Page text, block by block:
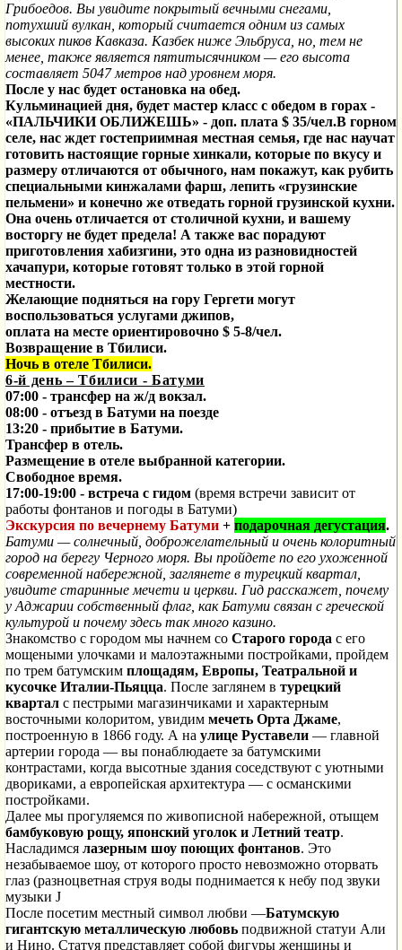
Грибоедов. Вы увидите покрытый вечными снегами,
потухший вулкан, который считается одним из самых
высоких пиков Кавказа. Казбек ниже Эльбруса, но, тем не
менее, также является пятитысячником — его высота
составляет 5047 метров над уровнем моря.
После у нас будет остановка на обед.
Кульминацией дня, будет мастер класс с обедом в горах -
«ПАЛЬЧИКИ ОБЛИЖЕШЬ» - доп. плата $ 35/чел.В горном
селе, нас ждет гостеприимная местная семья, где нас научат
готовить настоящие горные хинкали, которые по вкусу и
размеру отличаются от обычного, нам покажут, как рубить
специальными кинжалами фарш, лепить «грузинские
пельмени» и конечно же отведать горной грузинской кухни.
Она очень отличается от столичной кухни, и вашему
восторгу не будет предела! А также вас порадуют
приготовления хабизгини, это одна из разновидностей
хачапури, которые готовят только в этой горной
местности.
Желающие подняться на гору Гергети могут
воспользоваться услугами джипов,
оплата на месте ориентировочно $ 5-8/чел.
Возвращение в Тбилиси.
Ночь в отеле Тбилиси.
6-й день – Тбилиси - Батуми
07:00 - трансфер на ж/д вокзал.
08:00 - отъезд в Батуми на поезде
13:20 - прибытие в Батуми.
Трансфер в отель.
Размещение в отеле выбранной категории.
Свободное время.
17:00-19:00 - встреча с гидом (время встречи зависит от
работы фонтанов и погоды в Батуми)
Экскурсия по вечернему Батуми + подарочная дегустация.
Батуми — солнечный, доброжелательный и очень колоритный
город на берегу Черного моря. Вы пройдете по его ухоженной
современной набережной, заглянете в турецкий квартал,
увидите старинные мечети и церкви. Гид расскажет, почему
у Аджарии собственный флаг, как Батуми связан с греческой
культурой и почему здесь так много казино.
Знакомство с городом мы начнем со Старого города с его
мощеными улочками и малоэтажными постройками, пройдем
по трем батумским площадям, Европы, Театральной и
кусочке Италии-Пьяцца. После заглянем в турецкий
квартал с пестрыми магазинчиками и характерным
восточными колоритом, увидим мечеть Орта Джаме,
построенную в 1866 году. А на улице Руставели — главной
артерии города — вы понаблюдаете за батумскими
контрастами, когда высотные здания соседствуют с уютными
двориками, а европейская архитектура — с османскими
постройками.
Далее мы прогуляемся по живописной набережной, отыщем
бамбуковую рощу, японский уголок и Летний театр.
Насладимся лазерным шоу поющих фонтанов. Это
незабываемое шоу, от которого просто невозможно оторвать
глаз (разноцветная струя воды поднимается к небу под звуки
музыки J
После посетим местный символ любви —Батумскую
гигантскую металлическую любовь подвижной статуи Али
и Нино. Статуя представляет собой фигуры женщины и